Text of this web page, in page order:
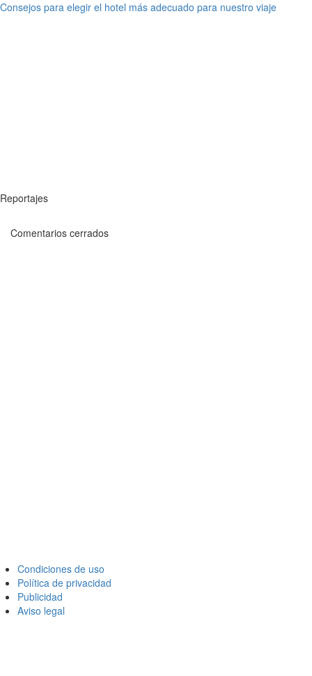
Consejos para elegir el hotel más adecuado para nuestro viaje
Reportajes
Comentarios cerrados
Condiciones de uso
Política de privacidad
Publicidad
Aviso legal